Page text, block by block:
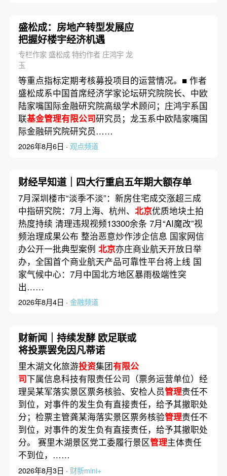
盛松成：房地产转型发展应
把握好楼宇经济机遇
专栏作家 盛松成 特约作者 庄鸿宇 龙
玉
等重点指标定期考核募投项目的运营情况。■ 作者
盛松成系中国首席经济学家论坛研究院院长、中欧
陆家嘴国际金融研究院高级学术顾问；庄鸿宇系国
联基金管理有限公司研究员；龙玉系中欧陆家嘴国
际金融研究院研究员……
2026年8月6日 · 观点频道
财经早知道｜四大行重启五年期大额存单
7月深圳楼市“淡季不淡”：新房住宅成交涨超三成
中指研究院：7月上海、杭州、 北京优质地块土拍
热度持续 清理违规视频13300余条 7月“AI魔改”视
频治理成果公布 整治恶意炒作涉企信息 国家网信
办公开一批典型案例 北京亦庄商业航天开放日举
办，全国首个商业航天产品可靠性平台将上线 国
家气候中心：7月中国北方地区暴雨极端性突
出……
2026年8月4日 · 金融频道
财新闻｜持续发酵 欧足联或
将投票罢免因凡蒂诺
里木湖文化旅游投资集团有限公
司下属信息科技有限责任公司（票务运营单位）经
理吴某军落实景区票务核验、安检人员管理责任不
到位，对事件的发生负有直接责任，给予其撤职处
分；检票主管龚某海落实景区票务核验管理责任不
到位，对事件的发生负有直接责任，给予其撤职处
分。 赛里木湖景区党工委履行景区管理主体责任
不到位，……
2026年8月3日 · 财新mini+